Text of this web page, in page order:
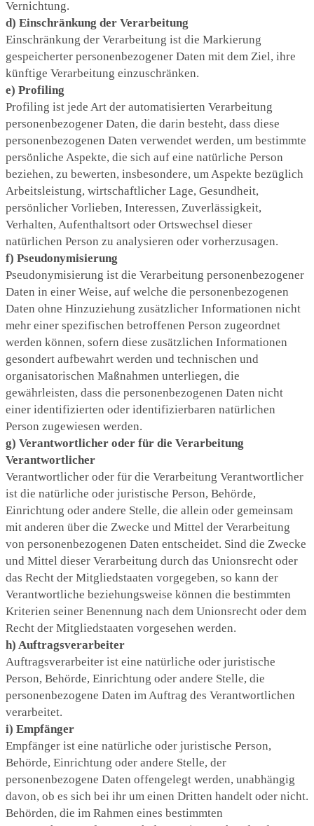
Vernichtung.
d) Einschränkung der Verarbeitung
Einschränkung der Verarbeitung ist die Markierung
gespeicherter personenbezogener Daten mit dem Ziel, ihre
künftige Verarbeitung einzuschränken.
e) Profiling
Profiling ist jede Art der automatisierten Verarbeitung
personenbezogener Daten, die darin besteht, dass diese
personenbezogenen Daten verwendet werden, um bestimmte
persönliche Aspekte, die sich auf eine natürliche Person
beziehen, zu bewerten, insbesondere, um Aspekte bezüglich
Arbeitsleistung, wirtschaftlicher Lage, Gesundheit,
persönlicher Vorlieben, Interessen, Zuverlässigkeit,
Verhalten, Aufenthaltsort oder Ortswechsel dieser
natürlichen Person zu analysieren oder vorherzusagen.
f) Pseudonymisierung
Pseudonymisierung ist die Verarbeitung personenbezogener
Daten in einer Weise, auf welche die personenbezogenen
Daten ohne Hinzuziehung zusätzlicher Informationen nicht
mehr einer spezifischen betroffenen Person zugeordnet
werden können, sofern diese zusätzlichen Informationen
gesondert aufbewahrt werden und technischen und
organisatorischen Maßnahmen unterliegen, die
gewährleisten, dass die personenbezogenen Daten nicht
einer identifizierten oder identifizierbaren natürlichen
Person zugewiesen werden.
g) Verantwortlicher oder für die Verarbeitung
Verantwortlicher
Verantwortlicher oder für die Verarbeitung Verantwortlicher
ist die natürliche oder juristische Person, Behörde,
Einrichtung oder andere Stelle, die allein oder gemeinsam
mit anderen über die Zwecke und Mittel der Verarbeitung
von personenbezogenen Daten entscheidet. Sind die Zwecke
und Mittel dieser Verarbeitung durch das Unionsrecht oder
das Recht der Mitgliedstaaten vorgegeben, so kann der
Verantwortliche beziehungsweise können die bestimmten
Kriterien seiner Benennung nach dem Unionsrecht oder dem
Recht der Mitgliedstaaten vorgesehen werden.
h) Auftragsverarbeiter
Auftragsverarbeiter ist eine natürliche oder juristische
Person, Behörde, Einrichtung oder andere Stelle, die
personenbezogene Daten im Auftrag des Verantwortlichen
verarbeitet.
i) Empfänger
Empfänger ist eine natürliche oder juristische Person,
Behörde, Einrichtung oder andere Stelle, der
personenbezogene Daten offengelegt werden, unabhängig
davon, ob es sich bei ihr um einen Dritten handelt oder nicht.
Behörden, die im Rahmen eines bestimmten